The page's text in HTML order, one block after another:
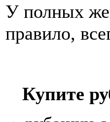
У полных
правило,
Купите